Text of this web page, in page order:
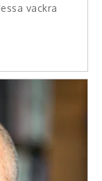
vackra